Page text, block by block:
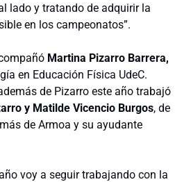
lado y tratando de adquirir la
en los campeonatos”.
Martina Pizarro Barrera,
en Educación Física UdeC.
de Pizarro este año trabajó
y Matilde Vicencio Burgos, de
de Armoa y su ayudante
voy a seguir trabajando con la